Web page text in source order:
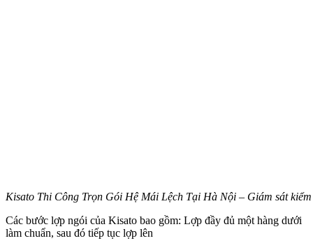
Kisato Thi Công Trọn Gói Hệ Mái Lệch Tại Hà Nội – Giám sát
Các bước lợp ngói của Kisato bao gồm: Lợp đầy đủ một hàng dưới
làm chuẩn, sau đó tiếp tục lợp lên